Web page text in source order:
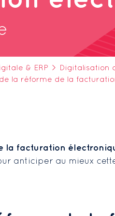
& ERP > Digitalisation
la réforme de la
la facturation
anticiper au mieux